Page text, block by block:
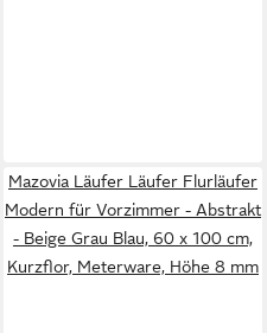
Mazovia Läufer Läufer Flurläufer
Modern für Vorzimmer - Abstrakt
- Beige Grau Blau, 60 x 100 cm,
Kurzflor, Meterware, Höhe 8 mm